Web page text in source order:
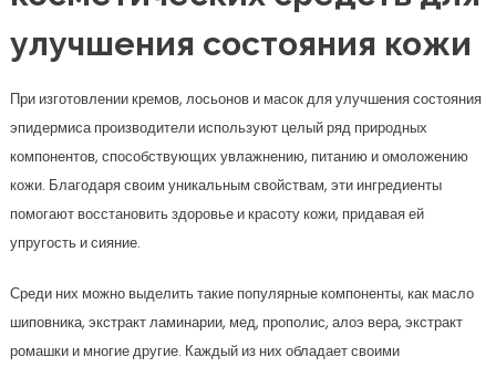
улучшения состояния кожи
При изготовлении кремов, лосьонов и масок для улучшения состояния
эпидермиса производители используют целый ряд природных
компонентов, способствующих увлажнению, питанию и омоложению
кожи. Благодаря своим уникальным свойствам, эти ингредиенты
помогают восстановить здоровье и красоту кожи, придавая ей
упругость и сияние.
Среди них можно выделить такие популярные компоненты, как масло
шиповника, экстракт ламинарии, мед, прополис, алоэ вера, экстракт
ромашки и многие другие. Каждый из них обладает своими